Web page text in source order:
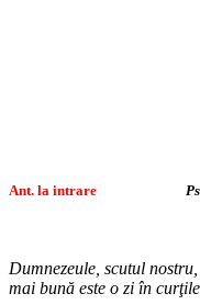
Ant. la intrare
Dumnezeule, scutul
mai bună este o zi în